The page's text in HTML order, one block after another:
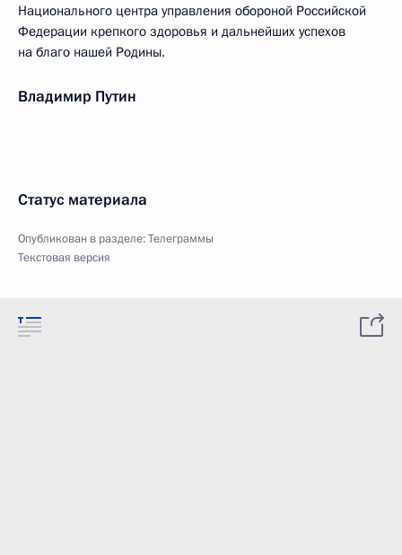
Национального центра управления обороной Российской
Федерации крепкого здоровья и дальнейших успехов
на благо нашей Родины.
Владимир Путин
Статус материала
Опубликован в разделе:Телеграммы
Текстовая версия